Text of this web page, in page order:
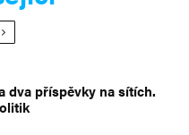
dva příspěvky na sítích.